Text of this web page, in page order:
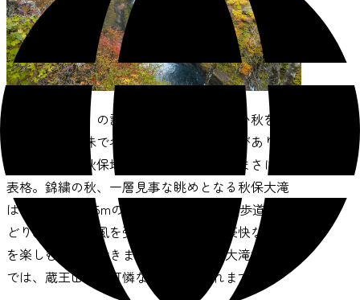
秋保（あきう）の謂（いわ）れに、美しい秋を保
つ里という意味で名づけられたという説があり、
秋保大滝は、秋保地区の紅葉スポットのまさに代
表格。錦繍の秋、一層見事な眺めとなる秋保大滝
は、幅6m落差55mの大瀑布。川沿いの遊歩道をた
どり、ほほに涼風を受けながら間近に豪快な眺め
を楽しむことができます。近くの秋保大滝植物園
では、蔵王山系の可憐な植物もみられます。